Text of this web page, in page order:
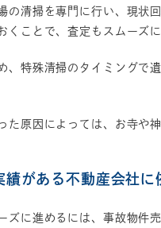
の清掃を専門に行い、現状
ことで、査定もスムーズに
、特殊清掃のタイミングで
た原因によっては、お寺や
がある不動産会社に
ズに進めるには、事故物件